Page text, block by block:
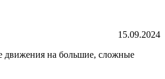
15.09.2024
движения на большие, сложные